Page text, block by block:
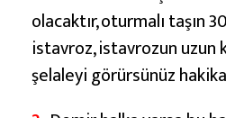
ş
a
r
e
olacaktır, oturmalı taşın
istavroz, istavrozun uzun
şelaleyi görürsünüz